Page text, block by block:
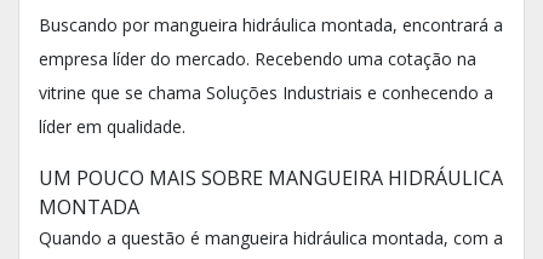
Buscando por mangueira hidráulica montada, encontrará a
empresa líder do mercado. Recebendo uma cotação na
vitrine que se chama Soluções Industriais e conhecendo a
líder em qualidade.
UM POUCO MAIS SOBRE MANGUEIRA HIDRÁULICA
MONTADA
Quando a questão é mangueira hidráulica montada, com a